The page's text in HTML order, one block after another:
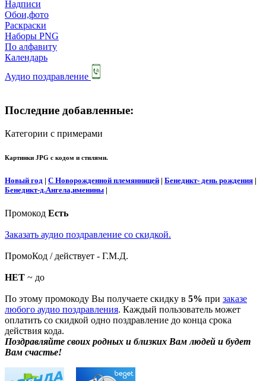
Надписи
Обои,фото
Раскраски
Наборы PNG
По алфавиту
Календарь
Аудио поздравление
Последние добавленные:
Категории с примерами
Картинки JPG с кодом и стилями.
Новый год | С Новорожденной племянницей | Бенедикт- день рождения |
Бенедикт-д.Ангела,именины |
Промокод Есть
Заказать аудио поздравление со скидкой.
ПромоКод / действует - Г.М.Д.
НЕТ ~ до
По этому промокоду Вы получаете скидку в 5% при заказе
любого аудио поздравления. Каждый пользователь может
оплатить со скидкой одно поздравление до конца срока
действия кода.
Поздравляйте своих родных и близких Вам людей и будет
Вам счастье!